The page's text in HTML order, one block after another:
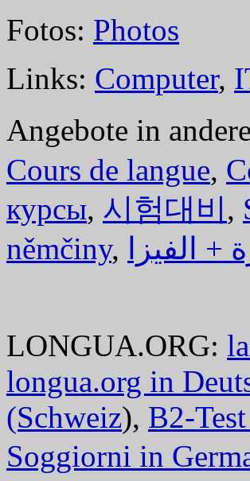
Fotos: Photos
Links: Computer,
Angebote in
Cours de langue,
курсы, 시험대비,
němčiny, + الفيزا
LONGUA.ORG:
longua.org in
(Schweiz), B2-
Soggiorni in